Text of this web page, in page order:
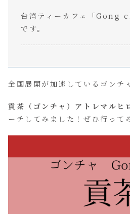
台湾ティーカフェ「Gong
です。
全国展開が加速しているゴンチ
貢茶（ゴンチャ）アトレマルヒ
ーチしてみました！ぜひ行って